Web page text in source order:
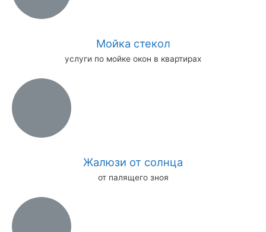
Мойка стекол
услуги по мойке окон в квартирах
Жалюзи от солнца
от палящего зноя